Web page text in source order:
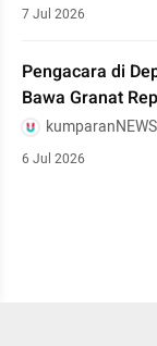
7 Jul 2026
Pengacara di
Bawa Granat
kumparanNEWS
6 Jul 2026